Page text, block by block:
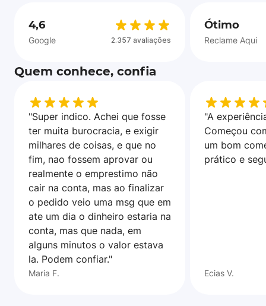
4,6
Google 2.357 avaliações
Ótimo
Reclame Aqui
Quem conhece, confia
"Super indico. Achei que fosse
ter muita burocracia, e exigir
milhares de coisas, e que no
fim, nao fossem aprovar ou
realmente o emprestimo não
cair na conta, mas ao finalizar
o pedido veio uma msg que em
ate um dia o dinheiro estaria na
conta, mas que nada, em
alguns minutos o valor estava
la. Podem confiar."
Maria F.
"A
Começou
um bom
prático e
Ecias V.